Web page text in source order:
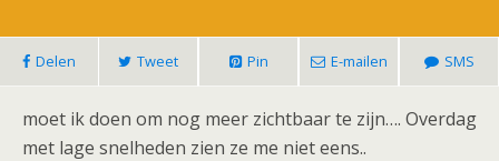
Delen Tweet Pin E-mailen SMS
moet ik doen om nog meer zichtbaar te zijn…. Overdag
met lage snelheden zien ze me niet eens..